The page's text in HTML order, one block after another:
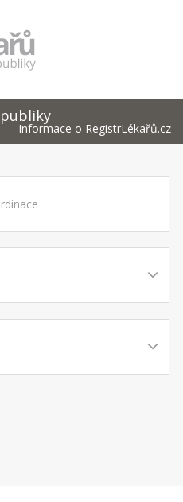
Informace o RegistrLékařů.cz